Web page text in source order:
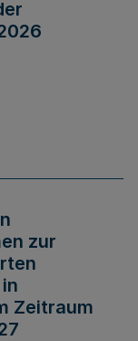
zur
Zeitraum